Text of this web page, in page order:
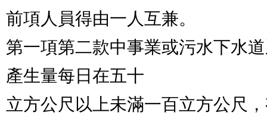
前項人員得由一人互兼。
第一項第二款中事業或污水下水
產生量每日在五十
立方公尺以上未滿一百立方公尺